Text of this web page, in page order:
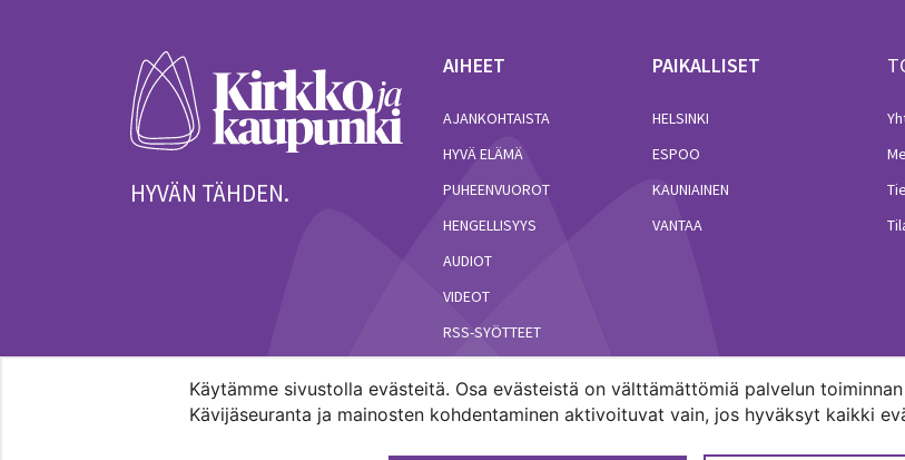
Käytämme sivustolla evästeitä. Osa evästeistä on välttämättömiä palvelun
Kävijäseuranta ja mainosten kohdentaminen aktivoituvat vain, jos hyväksyt kaikki
HYVÄN TÄHDEN.
AIHEET
AJANKOHTAISTA
HYVÄ ELÄMÄ
PUHEENVUOROT
HENGELLISYYS
AUDIOT
VIDEOT
RSS-SYÖTTEET
PAIKALLISET
HELSINKI
ESPOO
KAUNIAINEN
VANTAA